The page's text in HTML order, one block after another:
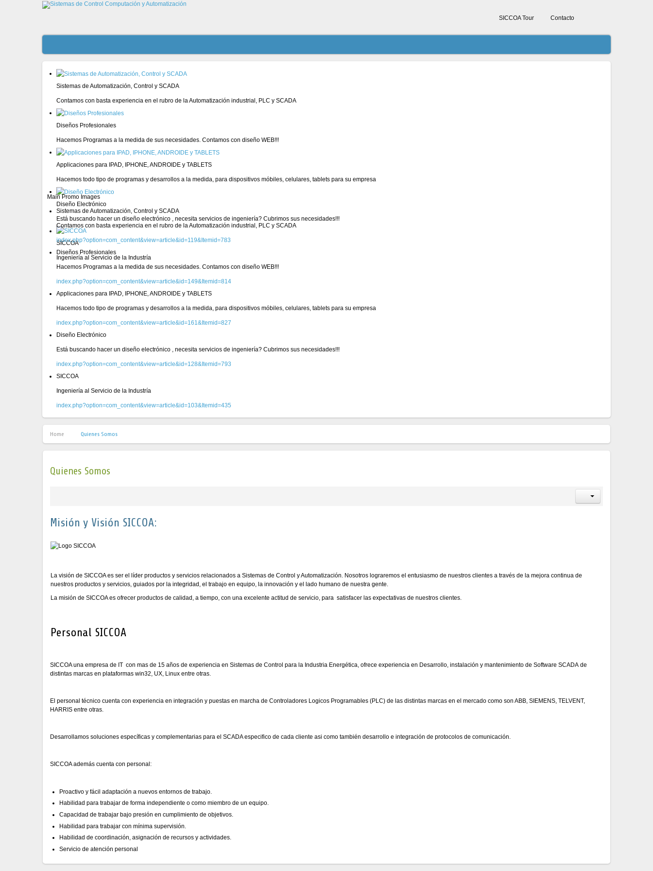
SICCOA Tour Contacto
Sistemas de Automatización, Control y SCADA
Contamos con basta experiencia en el rubro de la Automatización industrial, PLC y SCADA
Diseños Profesionales
Hacemos Programas a la medida de sus necesidades. Contamos con diseño WEB!!!
Applicaciones para IPAD, IPHONE, ANDROIDE y TABLETS
Hacemos todo tipo de programas y desarrollos a la medida, para dispositivos móbiles, celulares, tablets para su empresa
Diseño Electrónico
Está buscando hacer un diseño electrónico , necesita servicios de ingeniería? Cubrimos sus necesidades!!!
SICCOA
Ingeniería al Servicio de la Industría
Main Promo Images
Sistemas de Automatización, Control y SCADA
Contamos con basta experiencia en el rubro de la Automatización industrial, PLC y SCADA
index.php?option=com_content&view=article&id=119&Itemid=783
Diseños Profesionales
Hacemos Programas a la medida de sus necesidades. Contamos con diseño WEB!!!
index.php?option=com_content&view=article&id=149&Itemid=814
Applicaciones para IPAD, IPHONE, ANDROIDE y TABLETS
Hacemos todo tipo de programas y desarrollos a la medida, para dispositivos móbiles, celulares, tablets para su empresa
index.php?option=com_content&view=article&id=161&Itemid=827
Diseño Electrónico
Está buscando hacer un diseño electrónico , necesita servicios de ingeniería? Cubrimos sus necesidades!!!
index.php?option=com_content&view=article&id=128&Itemid=793
SICCOA
Ingeniería al Servicio de la Industría
index.php?option=com_content&view=article&id=103&Itemid=435
Home Quienes Somos
Quienes Somos
Misión y Visión SICCOA:
La visión de SICCOA es ser el líder productos y servicios relacionados a Sistemas de Control y Automatización. Nosotros lograremos el entusiasmo de nuestros clientes a través de la mejora continua de
nuestros productos y servicios, guiados por la integridad, el trabajo en equipo, la innovación y el lado humano de nuestra gente.
La misión de SICCOA es ofrecer productos de calidad, a tiempo, con una excelente actitud de servicio, para satisfacer las expectativas de nuestros clientes.
Personal SICCOA
SICCOA una empresa de IT con mas de 15 años de experiencia en Sistemas de Control para la Industria Energética, ofrece experiencia en Desarrollo, instalación y mantenimiento de Software SCADA de
distintas marcas en plataformas win32, UX, Linux entre otras.
El personal técnico cuenta con experiencia en integración y puestas en marcha de Controladores Logicos Programables (PLC) de las distintas marcas en el mercado como son ABB, SIEMENS, TELVENT,
HARRIS entre otras.
Desarrollamos soluciones específicas y complementarias para el SCADA especifico de cada cliente asi como también desarrollo e integración de protocolos de comunicación.
SICCOA además cuenta con personal:
Proactivo y fácil adaptación a nuevos entornos de trabajo.
Habilidad para trabajar de forma independiente o como miembro de un equipo.
Capacidad de trabajar bajo presión en cumplimiento de objetivos.
Habilidad para trabajar con mínima supervisión.
Habilidad de coordinación, asignación de recursos y actividades.
Servicio de atención personal